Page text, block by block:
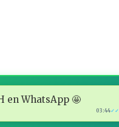
en WhatsApp 🤩
03:44✓✓